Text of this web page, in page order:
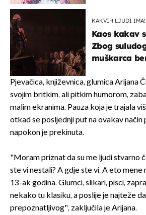
KAKVIH LJUDI IMA!
Kaos kakav
Zbog
muškarca
Pjevačica, književnica, glumica Arijana
svojim britkim, ali pitkim humorom,
malim ekranima. Pauza koja je trajala
otkad se posljednji put na ovakav
napokon je prekinuta.
"Moram priznat da su me ljudi stvarno
ste vi nestali? A gdje ste vi. A eto
13-ak godina. Glumci, slikari, pisci,
nekako tu klasiku, a poslije je najteže
prepoznatljivog", zaključila je Arijana.